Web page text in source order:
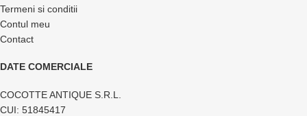
Termeni si conditii
Contul meu
Contact
DATE COMERCIALE
COCOTTE ANTIQUE S.R.L.
CUI: 51845417